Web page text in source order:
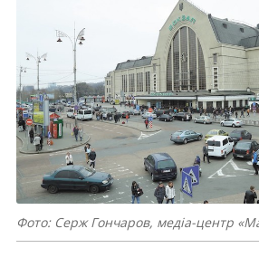
Фото: Серж Гончаров, медіа-центр